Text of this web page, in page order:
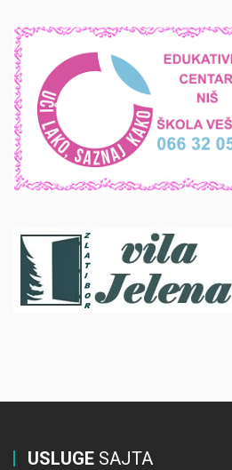
USLUGE SAJTA